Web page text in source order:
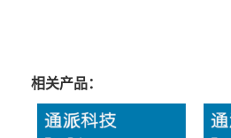
相关产品：